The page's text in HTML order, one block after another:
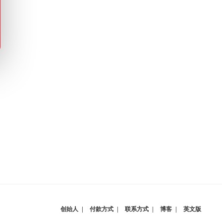
创始人 付款方式 联系方式 博客 英文版